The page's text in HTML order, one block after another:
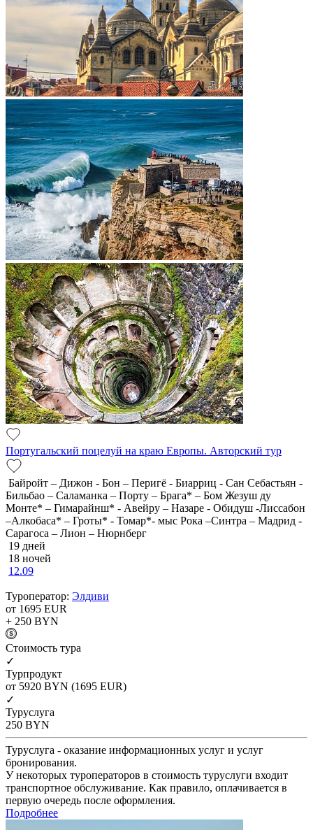
Португальский поцелуй на краю Европы. Авторский тур
Байройт – Дижон - Бон – Перигё - Биарриц - Сан Себастьян -
Бильбао – Саламанка – Порту – Брага* – Бом Жезуш ду
Монте* – Гимарайнш* - Авейру – Назаре - Обидуш -Лиссабон
–Алкобаса* – Гроты* - Томар*- мыс Рока –Синтра – Мадрид -
Сарагоса – Лион – Нюрнберг
19 дней
18 ночей
12.09
Туроператор: Элдиви
от 1695 EUR
+ 250 BYN
Cтоимость тура
✓
Турпродукт
от 5920 BYN (1695 EUR)
✓
Туруслуга
250 BYN
Туруслуга - оказание информационных услуг и услуг
бронирования.
У некоторых туроператоров в стоимость туруслуги входит
транспортное обслуживание. Как правило, оплачивается в
первую очередь после оформления.
Подробнее